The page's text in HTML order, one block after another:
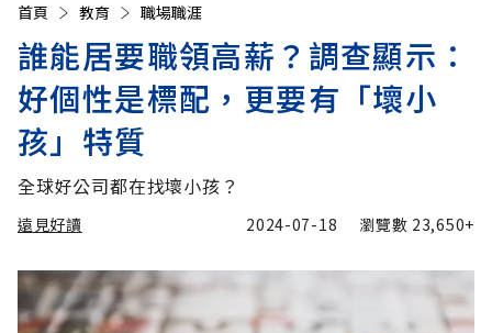
首頁 教育 職場職涯
誰能居要職領高薪？調查顯示：
好個性是標配，更要有「壞小
孩」特質
全球好公司都在找壞小孩？
遠見好讀 2024-07-18 瀏覽數 23,650+